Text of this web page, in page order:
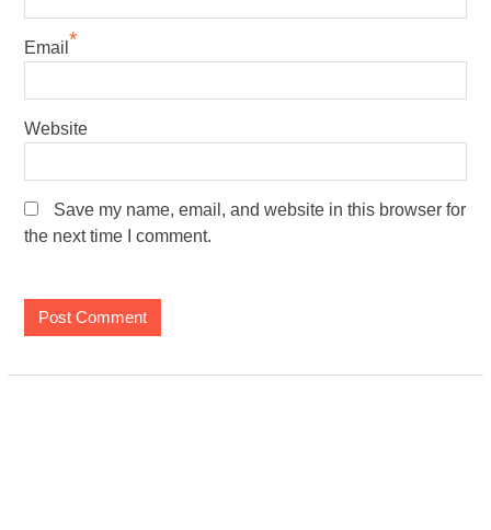
Email *
Website
Save my name, email, and website in this browser for
the next time I comment.